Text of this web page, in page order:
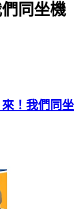
同坐機
！我們同坐